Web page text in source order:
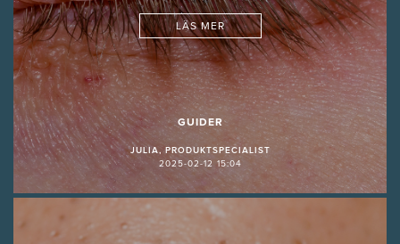
LÄS MER
GUIDER
JULIA, PRODUKTSPECIALIST
2025-02-12 15:04